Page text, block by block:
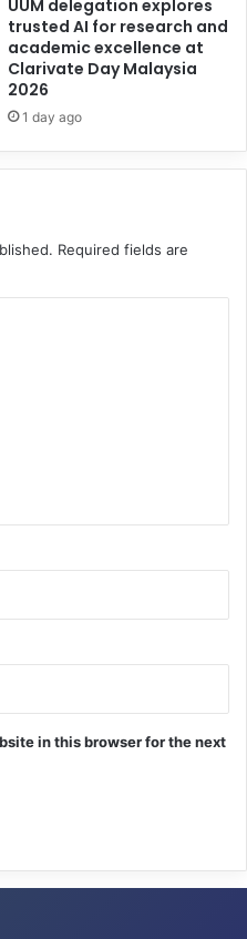
UUM delegation explores
trusted AI for research and
academic excellence at
Clarivate Day Malaysia
2026
1 day ago
Required fields are
in this browser for the next